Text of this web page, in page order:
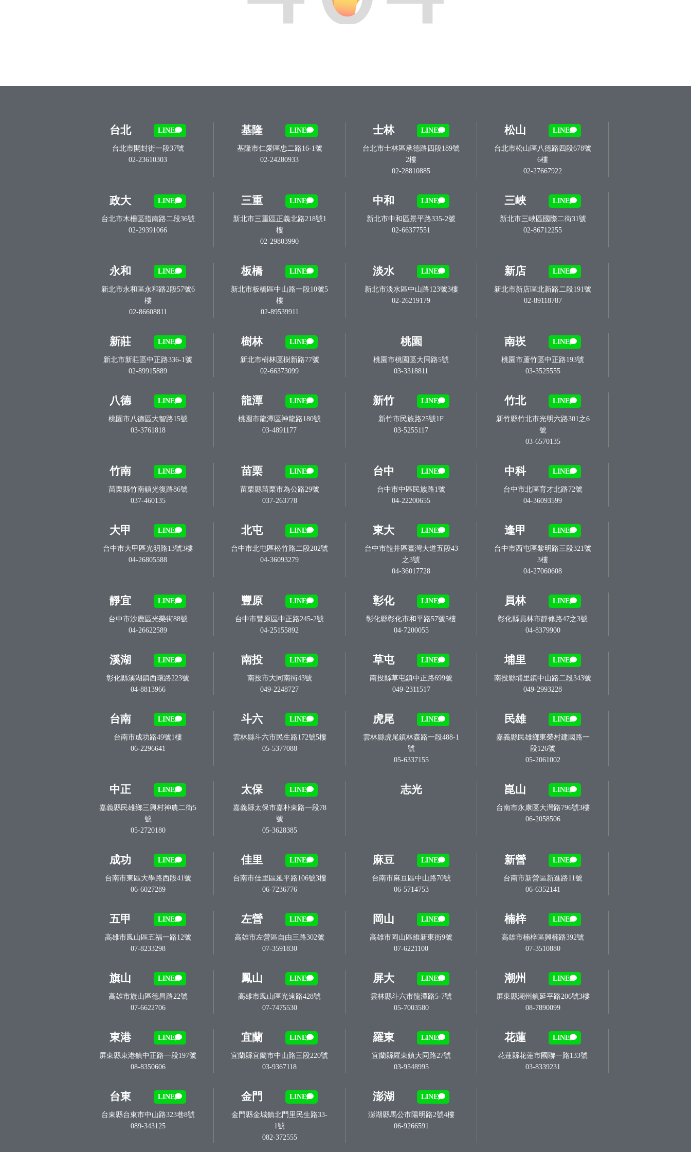
台北 LINE
台北市開封街一段37號
02-23610303
基隆 LINE
基隆市仁愛區忠二路16-1號
02-24280933
士林 LINE
台北市士林區承德路四段189號
2樓
02-28810885
松山 LINE
台北市松山區八德路四段678號
6樓
02-27667922
政大 LINE
台北市木柵區指南路二段36號
02-29391066
三重 LINE
新北市三重區正義北路218號1
樓
02-29803990
中和 LINE
新北市中和區景平路335-2號
02-66377551
三峽 LINE
新北市三峽區國際二街31號
02-86712255
永和 LINE
新北市永和區永和路2段57號6
樓
02-86608811
板橋 LINE
新北市板橋區中山路一段10號5
樓
02-89539911
淡水 LINE
新北市淡水區中山路123號3樓
02-26219179
新店 LINE
新北市新店區北新路二段191號
02-89118787
新莊 LINE
新北市新莊區中正路336-1號
02-89915889
樹林 LINE
新北市樹林區樹新路77號
02-66373099
桃園
桃園市桃園區大同路5號
03-3318811
南崁 LINE
桃園市蘆竹區中正路193號
03-3525555
八德 LINE
桃園市八德區大智路15號
03-3761818
龍潭 LINE
桃園市龍潭區神龍路180號
03-4891177
新竹 LINE
新竹市民族路25號1F
03-5255117
竹北 LINE
新竹縣竹北市光明六路301之6
號
03-6570135
竹南 LINE
苗栗縣竹南鎮光復路86號
037-460135
苗栗 LINE
苗栗縣苗栗市為公路29號
037-263778
台中 LINE
台中市中區民族路1號
04-22200655
中科 LINE
台中市北區育才北路72號
04-36093599
大甲 LINE
台中市大甲區光明路13號3樓
04-26805588
北屯 LINE
台中市北屯區松竹路二段202號
04-36093279
東大 LINE
台中市龍井區臺灣大道五段43
之3號
04-36017728
逢甲 LINE
台中市西屯區黎明路三段321號
3樓
04-27060608
靜宜 LINE
台中市沙鹿區光榮街88號
04-26622589
豐原 LINE
台中市豐原區中正路245-2號
04-25155892
彰化 LINE
彰化縣彰化市和平路57號5樓
04-7200055
員林 LINE
彰化縣員林市靜修路47之3號
04-8379900
溪湖 LINE
彰化縣溪湖鎮西環路223號
04-8813966
南投 LINE
南投市大同南街43號
049-2248727
草屯 LINE
南投縣草屯鎮中正路699號
049-2311517
埔里 LINE
南投縣埔里鎮中山路二段343號
049-2993228
台南 LINE
台南市成功路49號1樓
06-2296641
斗六 LINE
雲林縣斗六市民生路172號5樓
05-5377088
虎尾 LINE
雲林縣虎尾鎮林森路一段488-1
號
05-6337155
民雄 LINE
嘉義縣民雄鄉東榮村建國路一
段126號
05-2061002
中正 LINE
嘉義縣民雄鄉三興村神農二街5
號
05-2720180
太保 LINE
嘉義縣太保市嘉朴東路一段78
號
05-3628385
志光 崑山 LINE
台南市永康區大灣路796號3樓
06-2058506
成功 LINE
台南市東區大學路西段41號
06-6027289
佳里 LINE
台南市佳里區延平路106號3樓
06-7236776
麻豆 LINE
台南市麻豆區中山路70號
06-5714753
新營 LINE
台南市新營區新進路11號
06-6352141
五甲 LINE
高雄市鳳山區五福一路12號
07-8233298
左營 LINE
高雄市左營區自由三路302號
07-3591830
岡山 LINE
高雄市岡山區維新東街9號
07-6221100
楠梓 LINE
高雄市楠梓區興楠路392號
07-3510880
旗山 LINE
高雄市旗山區德昌路22號
07-6622706
鳳山 LINE
高雄市鳳山區光遠路428號
07-7475530
屏大 LINE
雲林縣斗六市龍潭路5-7號
05-7003580
潮州 LINE
屏東縣潮州鎮延平路206號3樓
08-7890099
東港 LINE
屏東縣東港鎮中正路一段197號
08-8350606
宜蘭 LINE
宜蘭縣宜蘭市中山路三段220號
03-9367118
羅東 LINE
宜蘭縣羅東鎮大同路27號
03-9548995
花蓮 LINE
花蓮縣花蓮市國聯一路133號
03-8339231
台東 LINE
台東縣台東市中山路323巷8號
089-343125
金門 LINE
金門縣金城鎮北門里民生路33-
1號
082-372555
澎湖 LINE
澎湖縣馬公市陽明路2號4樓
06-9266591